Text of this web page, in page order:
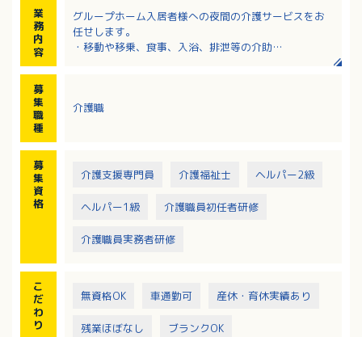
業
務
内
容
グループホーム入居者様への夜間の介護サービスをお
任せします。
・移動や移乗、食事、入浴、排泄等の介助
募
集
職
種
介護職
募
集
資
格
介護支援専門員 介護福祉士 ヘルパー2級
ヘルパー1級 介護職員初任者研修
介護職員実務者研修
こ
だ
わ
り
無資格OK 車通勤可 産休・育休実績あり
残業ほぼなし ブランクOK